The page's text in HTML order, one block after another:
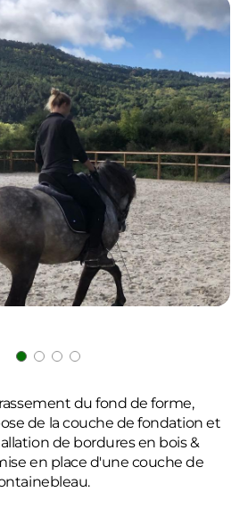
du fond de forme,
de la couche de fondation et
de bordures en bois &
en place d'une couche de